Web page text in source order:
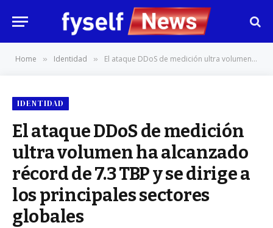
Home » Identidad » El ataque DDoS de medición ultra volumen ha alcanzado récord de 7.3 TBP y se dirige a los principales sectores globales
IDENTIDAD
El ataque DDoS de medición
ultra volumen ha alcanzado
récord de 7.3 TBP y se dirige a
los principales sectores
globales